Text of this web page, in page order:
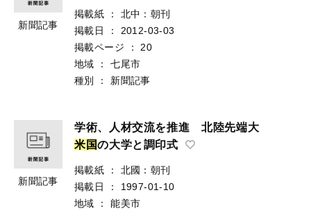
新聞記事
掲載紙 ：
北中：朝刊
掲載日
：
2012-03-03
掲載ページ
：
20
地域
：
七尾市
種別
： 新聞記事
新聞記事
学術、人材交流を推進 北陸先端大
米 国の大学と調印式
掲載紙 ：
北國：朝刊
掲載日
：
1997-01-10
地域
：
能美市